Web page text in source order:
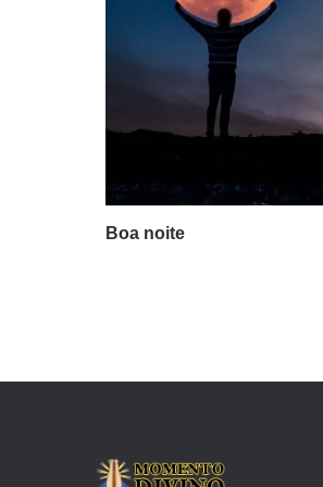
Boa noite